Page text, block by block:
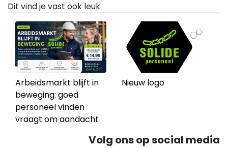
Dit vind je vast ook leuk
Arbeidsmarkt blijft in
beweging: goed
personeel vinden
vraagt om aandacht
Nieuw logo
Volg ons op social media